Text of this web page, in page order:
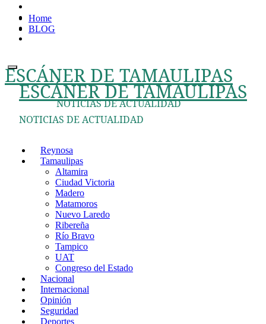
contenido
Home
BLOG
ESCÁNER DE TAMAULIPAS
NOTICIAS DE ACTUALIDAD
ESCÁNER DE TAMAULIPAS
NOTICIAS DE ACTUALIDAD
Reynosa
Tamaulipas
Altamira
Ciudad Victoria
Madero
Matamoros
Nuevo Laredo
Ribereña
Río Bravo
Tampico
UAT
Congreso del Estado
Nacional
Internacional
Opinión
Seguridad
Deportes